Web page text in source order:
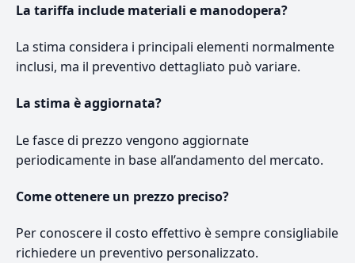
La tariffa include materiali e manodopera?
La stima considera i principali elementi normalmente
inclusi, ma il preventivo dettagliato può variare.
La stima è aggiornata?
Le fasce di prezzo vengono aggiornate
periodicamente in base all’andamento del mercato.
Come ottenere un prezzo preciso?
Per conoscere il costo effettivo è sempre consigliabile
richiedere un preventivo personalizzato.